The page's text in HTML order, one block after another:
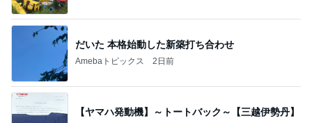
だいた 本格始動した新築打ち合わせ
Amebaトピックス 2日前
【ヤマハ発動機】～トートバック～【三越伊勢丹】